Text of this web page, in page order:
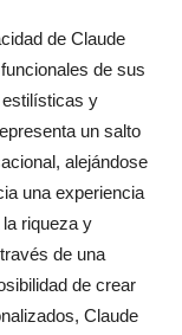
de Claude
de sus
y
un salto
alejándose
una experiencia
riqueza y
de una
de crear
Claude